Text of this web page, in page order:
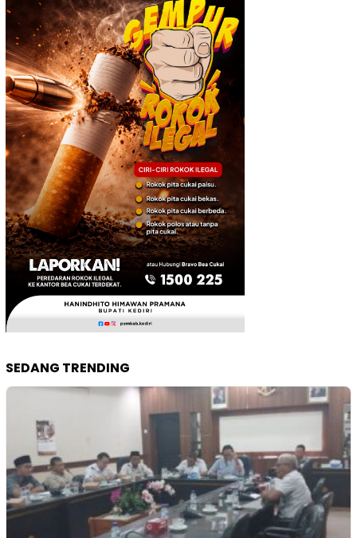
SEDANG TRENDING